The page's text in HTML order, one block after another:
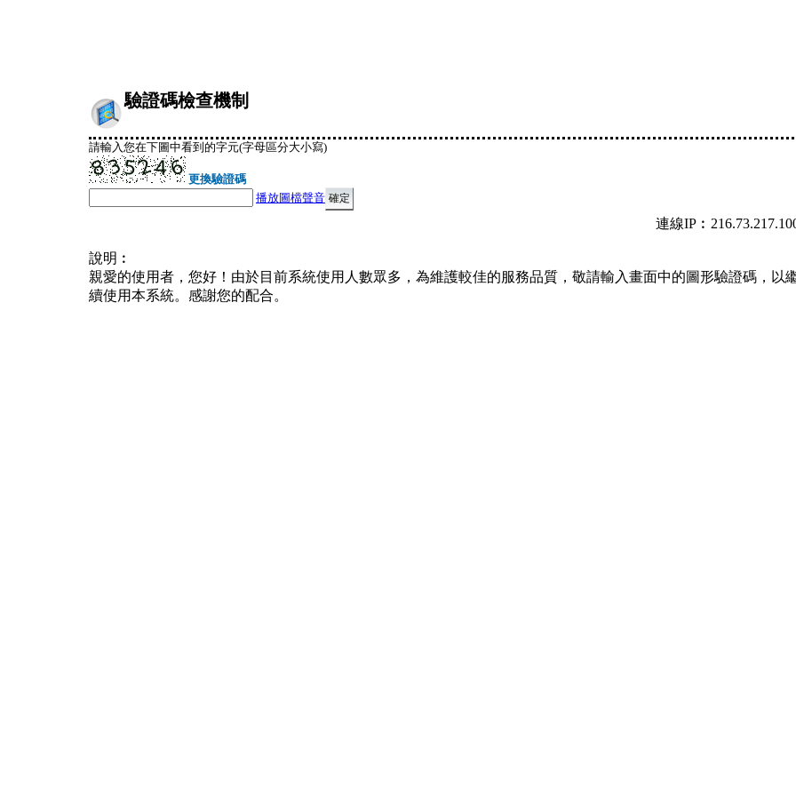
驗證碼檢查機制
請輸入您在下圖中看到的字元(字母區分大小寫)
更換驗證碼
播放圖檔聲音
連線
說明︰
親愛的使用者，您好！由於目前系統使用人數眾多，為維護較佳的服務品質，敬請輸入畫面中的圖形驗證碼，以
續使用本系統。感謝您的配合。